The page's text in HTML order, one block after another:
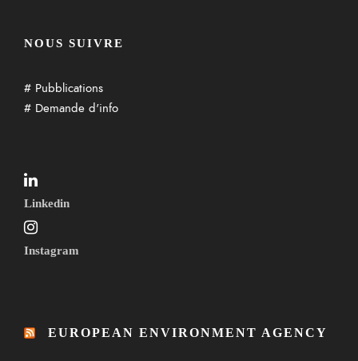
NOUS SUIVRE
# Pubblications
# Demande d'info
Linkedin
Instagram
EUROPEAN ENVIRONMENT AGENCY